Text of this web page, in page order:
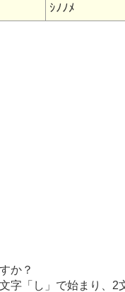
ｼﾉﾉﾒ
か？
字「し」で始まり、